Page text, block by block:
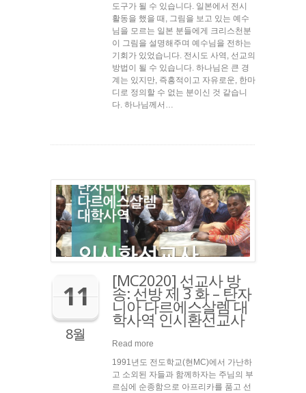
도구가 될 수 있습니다. 일본에서 전시
활동을 했을 때, 그림을 보고 있는 예수
님을 모르는 일본 분들에게 크리스천분
이 그림을 설명해주며 예수님을 전하는
기회가 있었습니다. 전시도 사역, 선교의
방법이 될 수 있습니다. 하나님은 큰 경
계는 있지만, 즉흥적이고 자유로운, 한마
디로 정의할 수 없는 분이신 것 같습니
다. 하나님께서…
11
8월
[MC2020] 선교사 방
송: 선방 제 3 화 – 탄자
니아 다르에스살렘 대
학사역 인시환선교사
Read more
1991년도 전도학교(현MC)에서 가난하
고 소외된 자들과 함께하자는 주님의 부
르심에 순종함으로 아프리카를 품고 선